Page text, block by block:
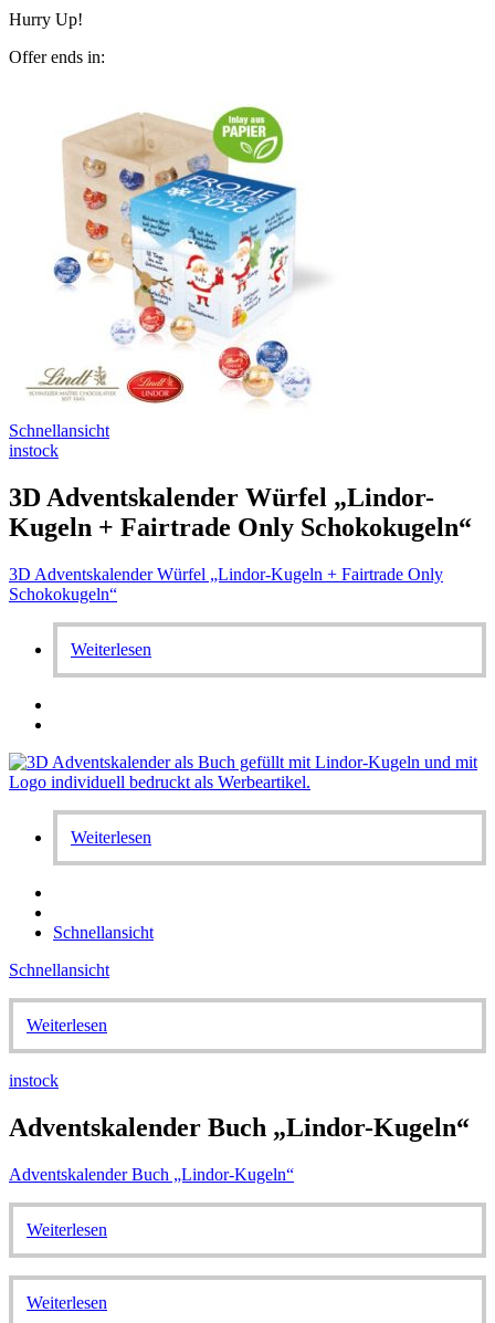
Hurry Up!
Offer ends in:
Schnellansicht
instock
3D Adventskalender Würfel „Lindor-
Kugeln + Fairtrade Only Schokokugeln“
3D Adventskalender Würfel „Lindor-Kugeln + Fairtrade Only
Schokokugeln“
Weiterlesen
Weiterlesen
Schnellansicht
Schnellansicht
Weiterlesen
instock
Adventskalender Buch „Lindor-Kugeln“
Adventskalender Buch „Lindor-Kugeln“
Weiterlesen
Weiterlesen